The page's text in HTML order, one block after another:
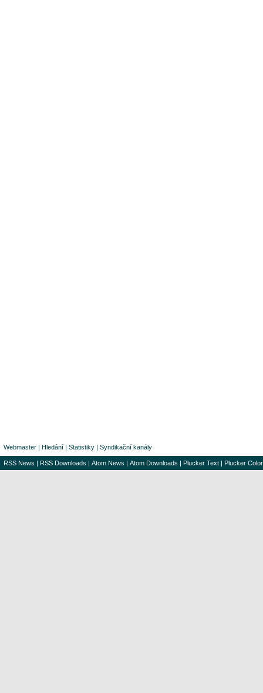
Webmaster | Hledání | Statistiky | Syndikační kanály
RSS News | RSS Downloads | Atom News | Atom Downloads | Plucker Text | Plucker Color